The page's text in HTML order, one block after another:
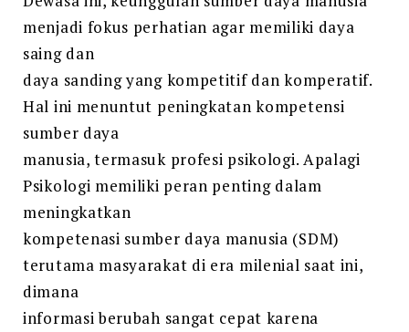
menjadi fokus perhatian agar memiliki daya
saing dan
daya sanding yang kompetitif dan komperatif.
Hal ini menuntut peningkatan kompetensi
sumber daya
manusia, termasuk profesi psikologi. Apalagi
Psikologi memiliki peran penting dalam
meningkatkan
kompetenasi sumber daya manusia (SDM)
terutama masyarakat di era milenial saat ini,
dimana
informasi berubah sangat cepat karena